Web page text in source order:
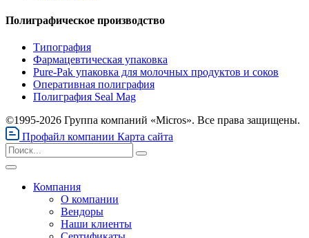
Полиграфическое производство
Типография
Фармацевтическая упаковка
Pure-Pak упаковка для молочных продуктов и соков
Оперативная полиграфия
Полиграфия Seal Mag
©1995-2026 Группа компаний «Micros». Все права защищены.
Профайл компании Карта сайта
Компания
О компании
Вендоры
Наши клиенты